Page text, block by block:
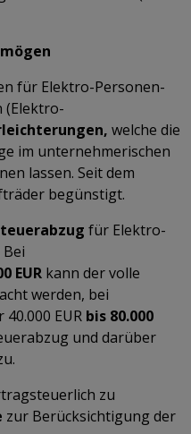
für Elektro-Personen-
(Elektro-
welche die
im unternehmerischen
lassen. Seit dem
begünstigt.
für Elektro-
EUR kann der volle
werden, bei
EUR bis 80.000
und darüber
zu
zur Berücksichtigung der